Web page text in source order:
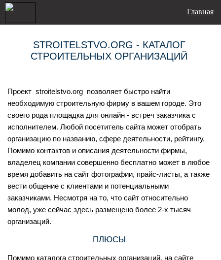
Главная
STROITELSTVO.ORG - КАТАЛОГ
СТРОИТЕЛЬНЫХ ОРГАНИЗАЦИЙ
Проект stroitelstvo.org позволяет быстро найти
необходимую строительную фирму в вашем городе. Это
своего рода площадка для онлайн - встреч заказчика с
исполнителем. Любой посетитель сайта может отобрать
организацию по названию, сфере деятельности, рейтингу.
Помимо контактов и описания деятельности фирмы,
владелец компании совершенно бесплатно может в любое
время добавить на сайт фотографии, прайс-листы, а также
вести общение с клиентами и потенциальными
заказчиками. Несмотря на то, что сайт относительно
молод, уже сейчас здесь размещено более 2-х тысяч
организаций.
ПЛЮСЫ
Помимо каталога строительных организаций, на сайте